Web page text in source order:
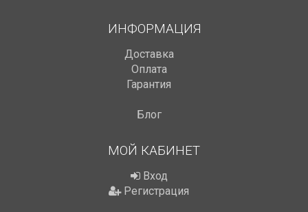
ИНФОРМАЦИЯ
Доставка
Оплата
Гарантия
Блог
МОЙ КАБИНЕТ
Вход
Регистрация